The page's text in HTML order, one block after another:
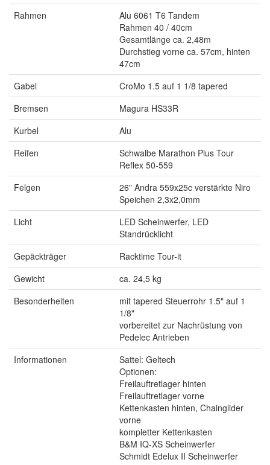
Rahmen
Alu 6061 T6 Tandem
Rahmen 40 / 40cm
Gesamtlänge ca. 2,48m
Durchstieg vorne ca. 57cm, hinten
47cm
Gabel
CroMo 1.5 auf 1 1/8 tapered
Bremsen
Magura HS33R
Kurbel
Alu
Reifen
Schwalbe Marathon Plus Tour
Reflex 50-559
Felgen
26" Andra 559x25c verstärkte Niro
Speichen 2,3x2,0mm
Licht
LED Scheinwerfer, LED
Standrücklicht
Gepäckträger
Racktime Tour-it
Gewicht
ca. 24,5 kg
Besonderheiten
mit tapered Steuerrohr 1.5" auf 1
1/8"
vorbereitet zur Nachrüstung von
Pedelec Antrieben
Informationen
Sattel: Geltech
Optionen:
Freilauftretlager hinten
Freilauftretlager vorne
Kettenkasten hinten, Chainglider
vorne
kompletter Kettenkasten
B&M IQ-XS Scheinwerfer
Schmidt Edelux II Scheinwerfer